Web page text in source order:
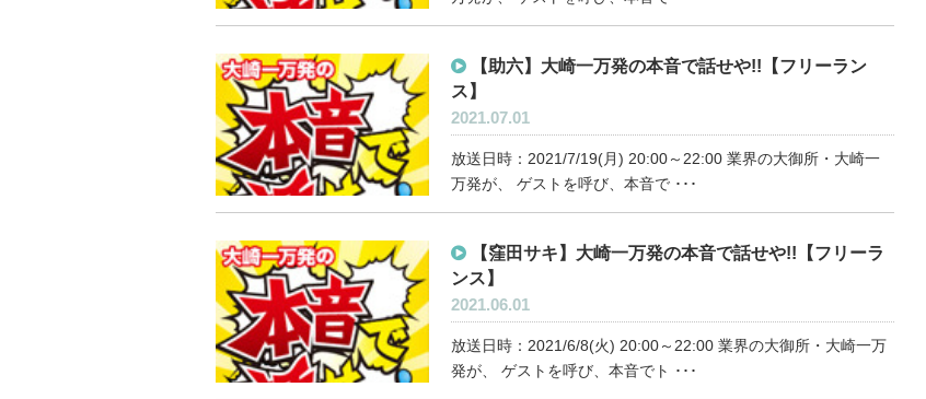
【助六】大崎一万発の本音で話せや!!【フリーラン
ス】
2021.07.01
放送日時：2021/7/19(月) 20:00～22:00 業界の大御所・大崎一
万発が、 ゲストを呼び、本音で ･･･
【窪田サキ】大崎一万発の本音で話せや!!【フリーラ
ンス】
2021.06.01
放送日時：2021/6/8(火) 20:00～22:00 業界の大御所・大崎一万
発が、 ゲストを呼び、本音でト ･･･